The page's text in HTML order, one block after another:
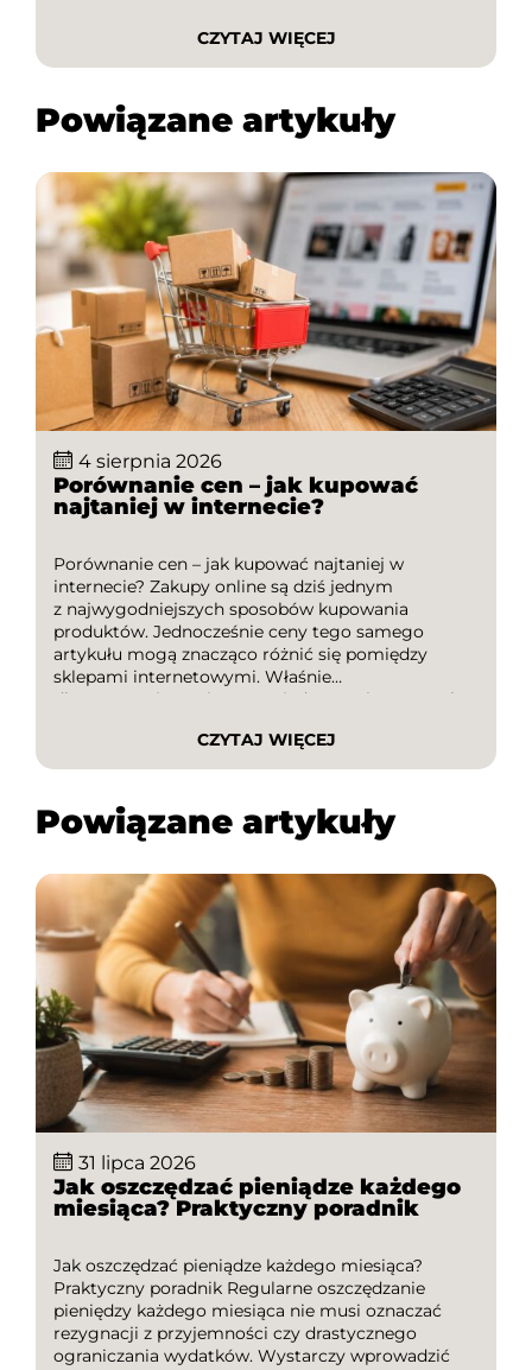
artykule dowiesz się, jak w kilka minut […]
CZYTAJ WIĘCEJ
Powiązane artykuły
4 sierpnia 2026
Porównanie cen – jak kupować
najtaniej w internecie?
Porównanie cen – jak kupować najtaniej w
internecie? Zakupy online są dziś jednym
z najwygodniejszych sposobów kupowania
produktów. Jednocześnie ceny tego samego
artykułu mogą znacząco różnić się pomiędzy
sklepami internetowymi. Właśnie
dlatego porównanie cen to jeden z najprostszych
poradniku dowiesz się, jak kupować najtaniej w
internecie, dlaczego warto sprawdzać oferty
CZYTAJ WIĘCEJ
Powiązane artykuły
31 lipca 2026
Jak oszczędzać pieniądze każdego
miesiąca? Praktyczny poradnik
Jak oszczędzać pieniądze każdego miesiąca?
Praktyczny poradnik Regularne oszczędzanie
pieniędzy każdego miesiąca nie musi oznaczać
rezygnacji z przyjemności czy drastycznego
ograniczania wydatków. Wystarczy wprowadzić